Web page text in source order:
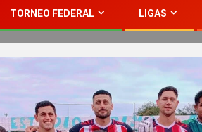
TORNEO FEDERAL LIGAS